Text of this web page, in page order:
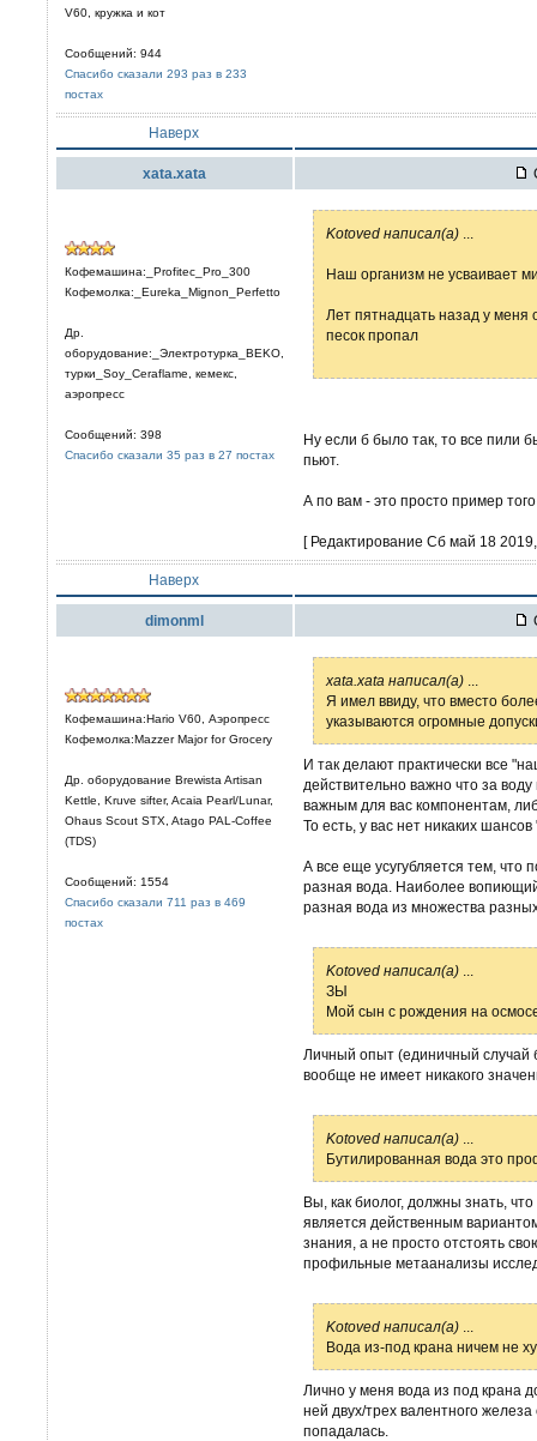
V60, кружка и кот
Сообщений: 944
Спасибо сказали 293 раз в 233
постах
Наверх
xata.xata
Кофемашина:_Profitec_Pro_300
Кофемолка:_Eureka_Mignon_Perfetto
Др.
оборудование:_Электротурка_BEKO,
турки_Soy_Ceraflame, кемекс,
аэропресс
Сообщений: 398
Спасибо сказали 35 раз в 27 постах
Kotoved написал(а)
Наш организм не усваивает
Лет пятнадцать назад у меня
песок пропал
Ну если б было так, то все пили
пьют.
А по вам - это просто пример
[ Редактирование Сб май 18
Наверх
dimonml
Кофемашина:Hario V60, Аэропресс
Кофемолка:Mazzer Major for Grocery
Др. оборудование Brewista Artisan
Kettle, Kruve sifter, Acaia Pearl/Lunar,
Ohaus Scout STX, Atago PAL-Coffee
(TDS)
Сообщений: 1554
Спасибо сказали 711 раз в 469
постах
xata.xata написал(а)
Я имел ввиду, что вместо
указываются огромные
И так делают практически все
действительно важно что за
важным для вас компонентам,
То есть, у вас нет никаких
А все еще усугубляется тем,
разная вода. Наиболее
разная вода из множества
Kotoved написал(а)
ЗЫ
Мой сын с рождения на
Личный опыт (единичный случай
вообще не имеет никакого
Kotoved написал(а)
Бутилированная вода это
Вы, как биолог, должны знать,
является действенным
знания, а не просто отстоять
профильные метаанализы
Kotoved написал(а)
Вода из-под крана ничем не
Лично у меня вода из под крана
ней двух/трех валентного
попадалась.